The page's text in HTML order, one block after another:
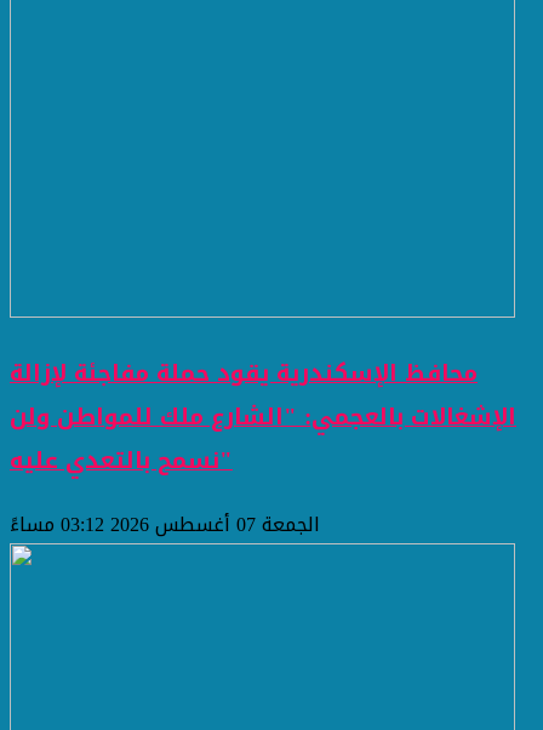
محافظ الإسكندرية يقود حملة مفاجئة لإزالة
الإشغالات بالعجمي: "الشارع ملك للمواطن ولن
نسمح بالتعدي عليه"
الجمعة 07 أغسطس 2026 03:12 مساءً